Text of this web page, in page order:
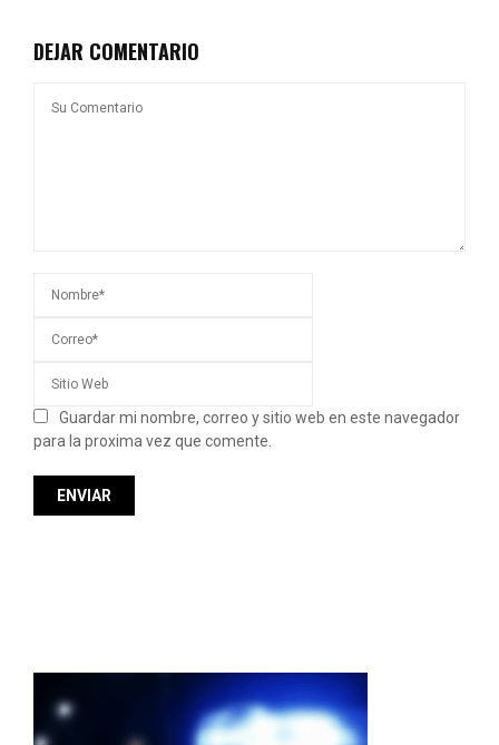
DEJAR COMENTARIO
Guardar mi nombre, correo y sitio web en este navegador
para la proxima vez que comente.